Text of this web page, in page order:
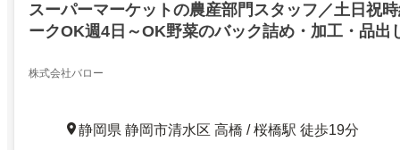
スーパーマーケットの農産部門スタッフ／土日祝
ークOK週4日～OK野菜のバック詰め・加工・品出
株式会社バロー
静岡県 静岡市清水区 高橋 / 桜橋駅 徒歩19分